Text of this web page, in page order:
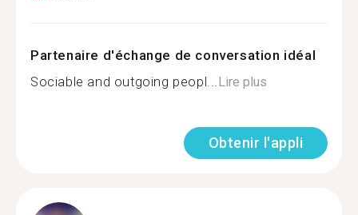
Partenaire d'échange de conversation idéal
Sociable and outgoing peopl...Lire plus
Obtenir l'appli